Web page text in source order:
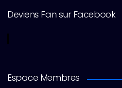
Deviens Fan sur Facebook
Espace Membres